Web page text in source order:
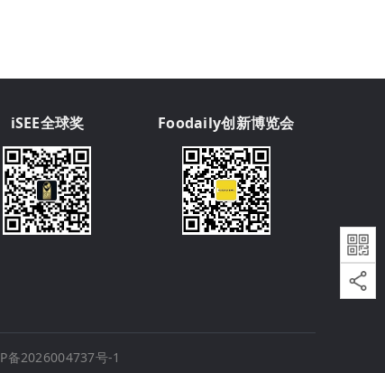
iSEE全球奖 Foodaily创新博览会
备2026004737号-1